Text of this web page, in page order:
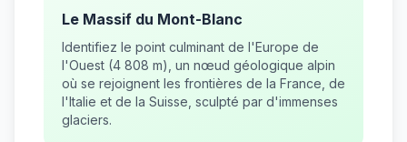
Le Massif du Mont-Blanc
Identifiez le point culminant de l'Europe de
l'Ouest (4 808 m), un nœud géologique alpin
où se rejoignent les frontières de la France, de
l'Italie et de la Suisse, sculpté par d'immenses
glaciers.